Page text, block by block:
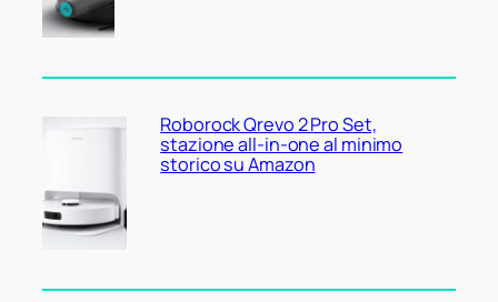
Roborock Qrevo 2 Pro Set,
stazione all-in-one al minimo
storico su Amazon